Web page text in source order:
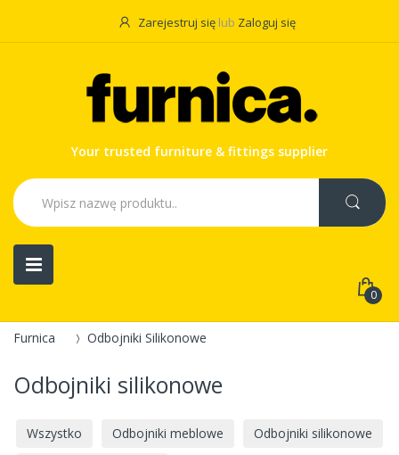
Zarejestruj się lub Zaloguj się
Your trusted furniture & fittings supplier
0
Furnica Odbojniki Silikonowe
Odbojniki silikonowe
Wszystko Odbojniki meblowe
Odbojniki silikonowe